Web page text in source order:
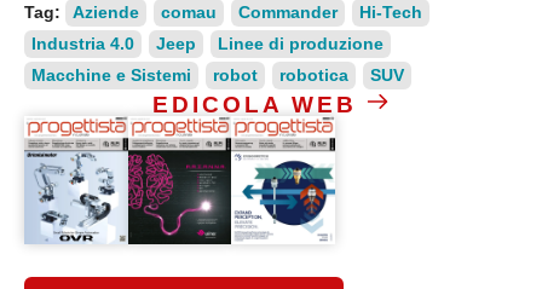
Tag: Aziende comau Commander
Hi-Tech
Industria 4.0
Jeep
Linee di produzione
Macchine e Sistemi
robot robotica SUV
EDICOLA WEB